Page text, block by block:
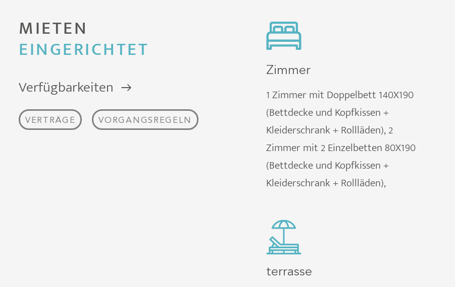
MIETEN
EINGERICHTET
Verfügbarkeiten
VERTRÄGE VORGANGSREGELN
Zimmer
1 Zimmer mit Doppelbett 140X190
(Bettdecke und Kopfkissen +
Kleiderschrank + Rollläden), 2
Zimmer mit 2 Einzelbetten 80X190
(Bettdecke und Kopfkissen +
Kleiderschrank + Rollläden),
terrasse